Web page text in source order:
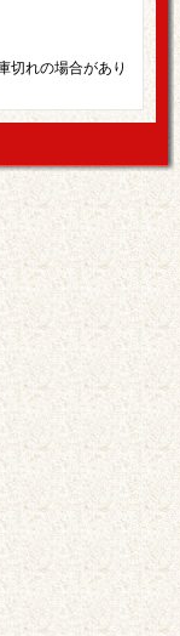
切れの場合があり